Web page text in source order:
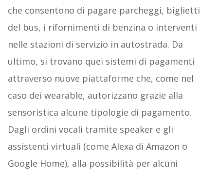
che consentono di pagare parcheggi, biglietti
del bus, i rifornimenti di benzina o interventi
nelle stazioni di servizio in autostrada. Da
ultimo, si trovano quei sistemi di pagamenti
attraverso nuove piattaforme che, come nel
caso dei wearable, autorizzano grazie alla
sensoristica alcune tipologie di pagamento.
Dagli ordini vocali tramite speaker e gli
assistenti virtuali (come Alexa di Amazon o
Google Home), alla possibilità per alcuni